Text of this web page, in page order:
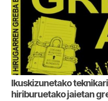
Ikuskizunetako
hiriburuetako jaietan